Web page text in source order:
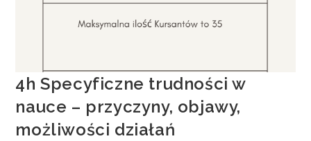
4h Specyficzne trudności w
nauce – przyczyny, objawy,
możliwości działań